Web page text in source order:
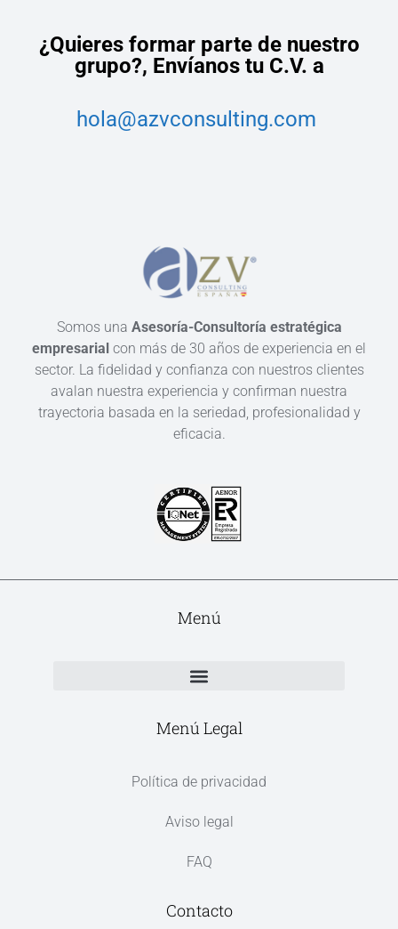
¿Quieres formar parte de nuestro
grupo?, Envíanos tu C.V. a
hola@azvconsulting.com
Somos una Asesoría-Consultoría estratégica
empresarial con más de 30 años de experiencia en el
sector. La fidelidad y confianza con nuestros clientes
avalan nuestra experiencia y confirman nuestra
trayectoria basada en la seriedad, profesionalidad y
eficacia.
Menú
Menú Legal
Política de privacidad
Aviso legal
FAQ
Contacto